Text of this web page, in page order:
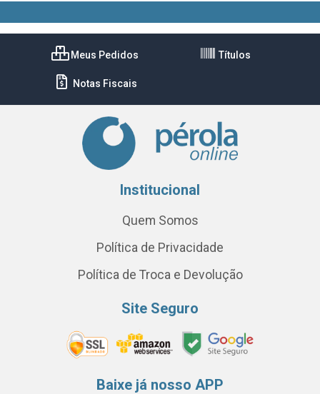
Meus Pedidos Títulos
Notas Fiscais
Institucional
Quem Somos
Política de Privacidade
Política de Troca e Devolução
Site Seguro
Baixe já nosso APP